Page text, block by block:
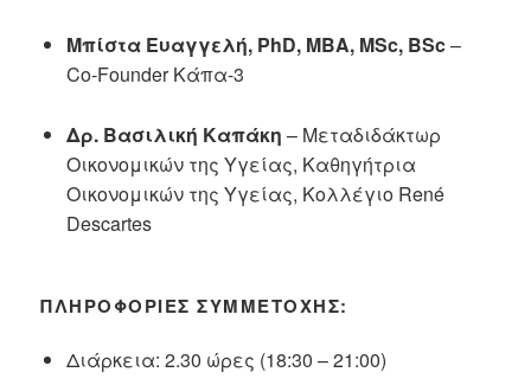
Μπίστα Ευαγγελή, PhD, MBA, MSc, BSc–
Co-Founder Κάπα-3
Δρ. Βασιλική Καπάκη – Μεταδιδάκτωρ
Οικονομικών της Υγείας, Καθηγήτρια
Οικονομικών της Υγείας, Κολλέγιο René
Descartes
ΠΛΗΡΟΦΟΡΊΕΣ ΣΥΜΜΕΤΟΧΉΣ:
Διάρκεια: 2.30 ώρες (18:30 – 21:00)